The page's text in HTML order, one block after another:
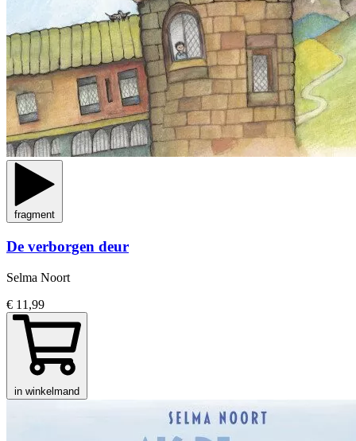
fragment
De verborgen deur
Selma Noort
€ 11,99
in winkelmand